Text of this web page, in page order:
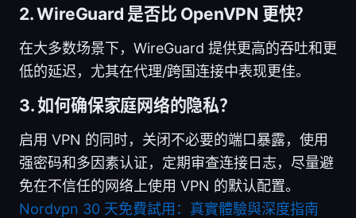
2. WireGuard 是否比 OpenVPN 更快？
在大多数场景下，WireGuard 提供更高的吞吐和更
低的延迟，尤其在代理/跨国连接中表现更佳。
3. 如何确保家庭网络的隐私？
启用 VPN 的同时，关闭不必要的端口暴露，使用
强密码和多因素认证，定期审查连接日志，尽量避
免在不信任的网络上使用 VPN 的默认配置。
Nordvpn 30 天免費試用：真實體驗與深度指南